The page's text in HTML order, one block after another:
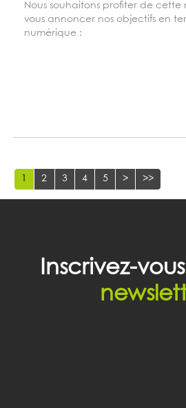
Nous souhaitons profiter de
vous annoncer nos objectifs en
numérique :
2 3 4 5 > >>
Inscrivez-